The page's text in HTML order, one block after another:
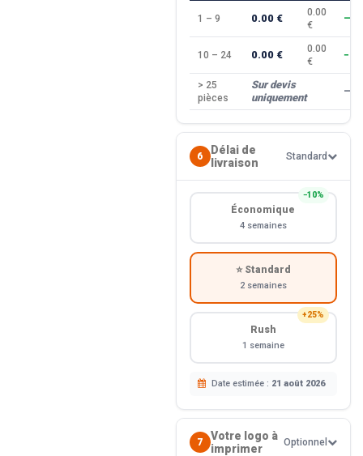
1 – 9 0.00 €
0.00
€
—
10 – 24 0.00 €
0.00
€
> 25
pièces
Sur devis
uniquement
—
6
Délai de
livraison
Standard
−10%
Économique
4 semaines
⭐ Standard
2 semaines
+25%
Rush
1 semaine
Date estimée : 21 août 2026
7
Votre logo à
imprimer
Optionnel